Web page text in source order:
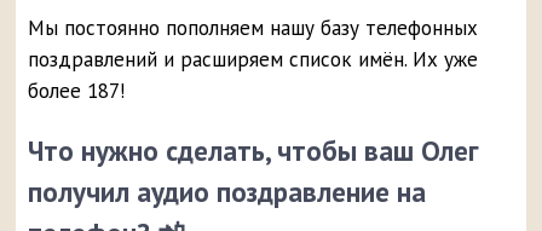
Мы постоянно пополняем нашу базу телефонных
поздравлений и расширяем список имён. Их уже
более 187!
Что нужно сделать, чтобы ваш Олег
получил аудио поздравление на